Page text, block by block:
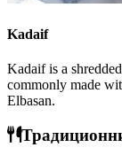
Kadaif
Kadaif is a
commonly made
Elbasan.